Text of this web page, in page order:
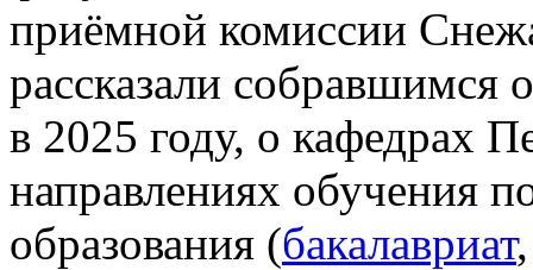
приёмной комиссии
рассказали
в 2025 году, о кафедрах
направлениях обучения
образования (бакалавриат